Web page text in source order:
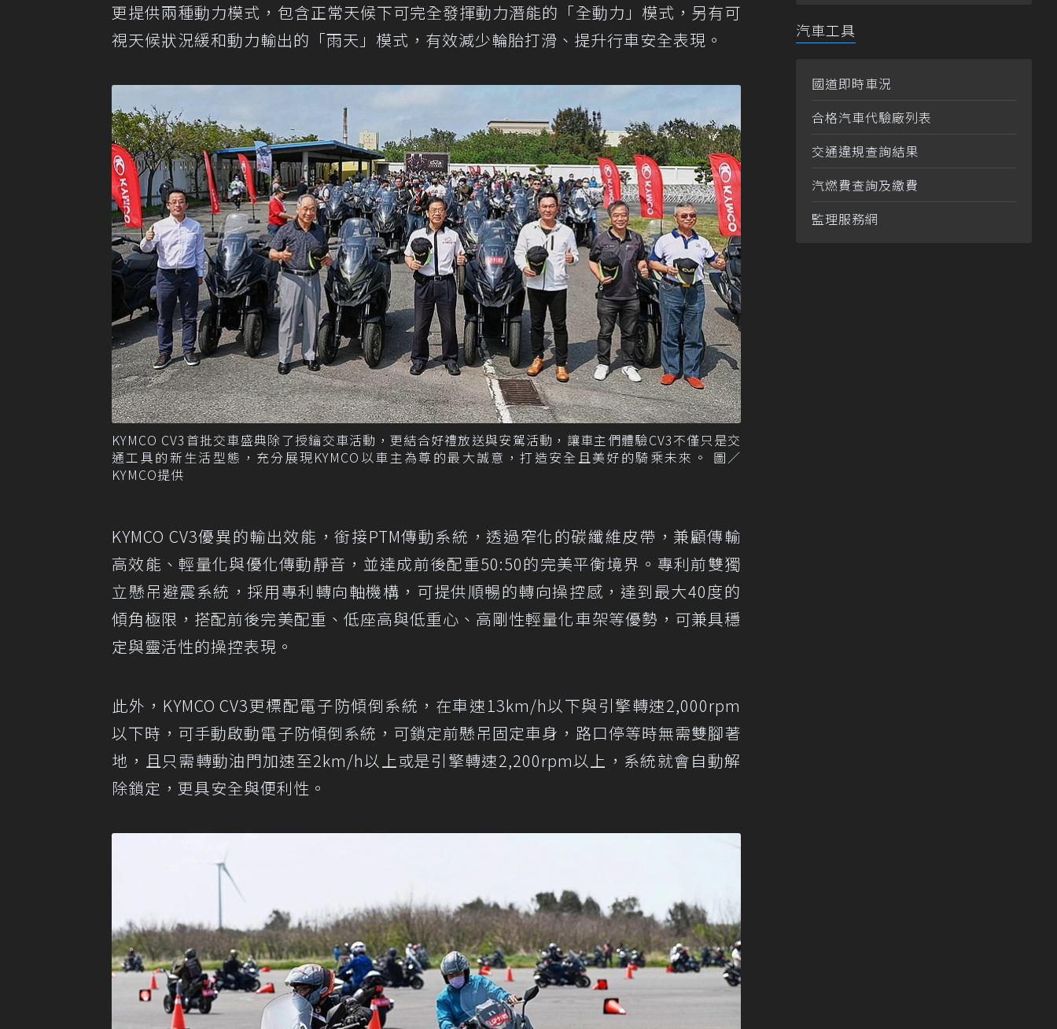
更提供兩種動力模式，包含正常天候下可完全發揮動力潛能的「全動力」模式，另有可
視天候狀況緩和動力輸出的「雨天」模式，有效減少輪胎打滑、提升行車安全表現。
KYMCO CV3首批交車盛典除了授鑰交車活動，更結合好禮放送與安駕活動，讓車主們體驗CV3不僅只是交
通工具的新生活型態，充分展現KYMCO以車主為尊的最大誠意，打造安全且美好的騎乘未來。 圖／
KYMCO提供
KYMCO CV3優異的輸出效能，銜接PTM傳動系統，透過窄化的碳纖維皮帶，兼顧傳輸
高效能、輕量化與優化傳動靜音，並達成前後配重50:50的完美平衡境界。專利前雙獨
立懸吊避震系統，採用專利轉向軸機構，可提供順暢的轉向操控感，達到最大40度的
傾角極限，搭配前後完美配重、低座高與低重心、高剛性輕量化車架等優勢，可兼具穩
定與靈活性的操控表現。
此外，KYMCO CV3更標配電子防傾倒系統，在車速13km/h以下與引擎轉速2,000rpm
以下時，可手動啟動電子防傾倒系統，可鎖定前懸吊固定車身，路口停等時無需雙腳著
地，且只需轉動油門加速至2km/h以上或是引擎轉速2,200rpm以上，系統就會自動解
除鎖定，更具安全與便利性。
汽車工具
國道即時車況
合格汽車代驗廠列表
交通違規查詢結果
汽燃費查詢及繳費
監理服務網